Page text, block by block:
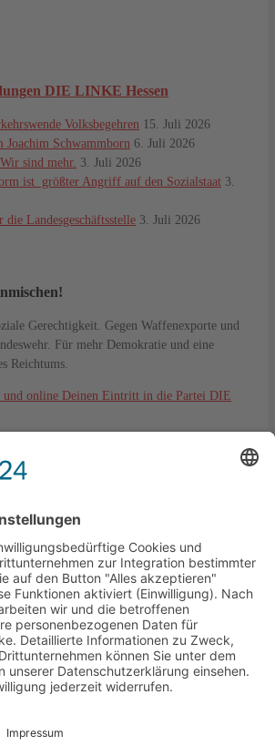
DIE LINKE Hessen
Volksbegehren 15. Juli 2026
Joachim Schwammborn 6. Juli 2026
sind mehr. 3. Juli 2026
ist größter Angriff auf den Sozialstaat 3.
die Landesgeschäftsstelle 3. Juli 2026
Gerechtigkeit. Gegen Waffenexporte und
Für mehr Demokratie und eine
Reichtums.
und online Deinen Eintritt in die Partei DIE
ldk.de